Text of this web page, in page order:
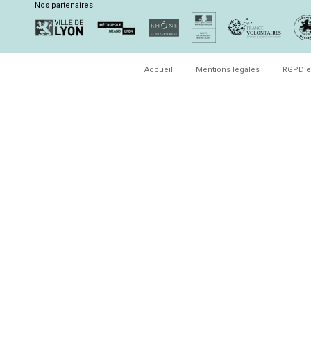
Nos partenaires
Accueil Mentions légales RGPD